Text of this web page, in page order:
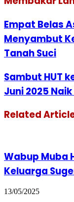
Empat Belas
Menyambut
Tanah Suci
Sambut HUT
Juni 2025
Related
Wabup Muba
Keluarga
13/05/2025